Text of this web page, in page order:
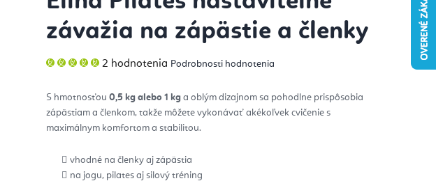
závažia na zápästie a členky
Priemerné
hodnotenie
5,0
z
5
hviezdičiek.
2 hodnotenia Podrobnosti hodnotenia
S hmotnosťou0,5 kg alebo 1 kg a oblým dizajnom sa pohodlne prispôsobia
zápästiam a členkom, takže môžete vykonávať akékoľvek cvičenie s
maximálnym komfortom a stabilitou.
vhodné na členky aj zápästia
na jogu, pilates aj silový tréning